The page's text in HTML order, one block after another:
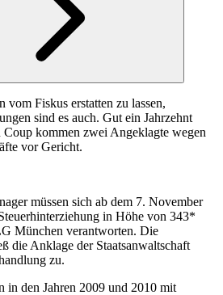
vom Fiskus erstatten zu lassen,
sind es auch. Gut ein Jahrzehnt
Coup kommen zwei Angeklagte wegen
vor Gericht.
müssen sich ab dem 7. November
in Höhe von 343*
München verantworten. Die
die Anklage der Staatsanwaltschaft
zu.
in den Jahren 2009 und 2010 mit